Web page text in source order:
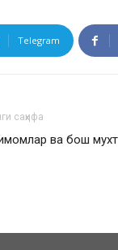
Telegram
саҳифа
ва бош